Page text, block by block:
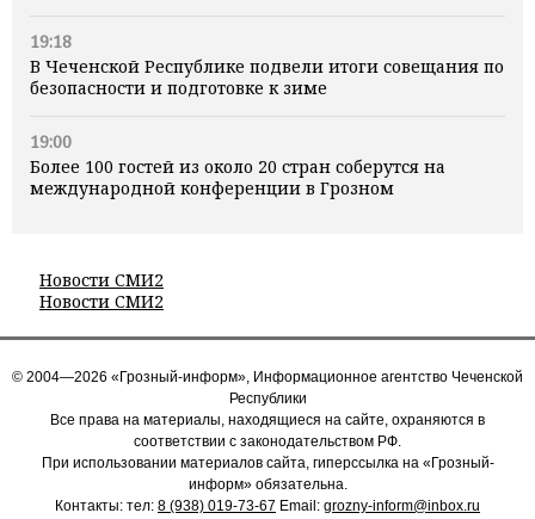
19:18
В Чеченской Республике подвели итоги совещания по
безопасности и подготовке к зиме
19:00
Более 100 гостей из около 20 стран соберутся на
международной конференции в Грозном
Новости СМИ2
Новости СМИ2
© 2004—2026 «Грозный-информ», Информационное агентство Чеченской
Республики
Все права на материалы, находящиеся на сайте, охраняются в
соответствии с законодательством РФ.
При использовании материалов сайта, гиперссылка на «Грозный-
информ» обязательна.
Контакты: тел: 8 (938) 019-73-67 Email: grozny-inform@inbox.ru